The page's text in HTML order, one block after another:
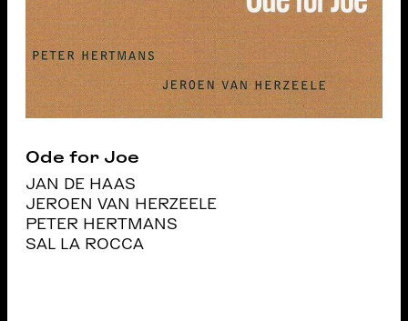
Ode for Joe
JAN DE HAAS
JEROEN VAN HERZEELE
PETER HERTMANS
SAL LA ROCCA